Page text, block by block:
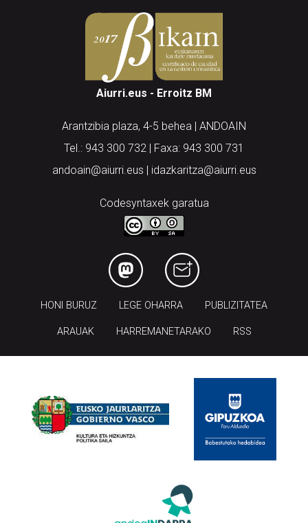
Aiurri.eus - Erroitz BM
Arantzibia plaza, 4-5 behea | ANDOAIN
Tel.: 943 300 732 | Faxa: 943 300 731
andoain@aiurri.eus | idazkaritza@aiurri.eus
Codesyntaxek garatua
HONI BURUZ LEGE OHARRA PUBLIZITATEA
ARAUAK HARREMANETARAKO RSS